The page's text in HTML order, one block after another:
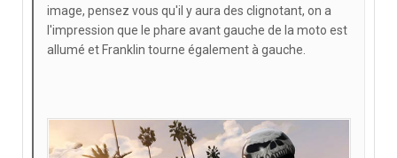
image, pensez vous qu'il y aura des clignotant, on a
l'impression que le phare avant gauche de la moto est
allumé et Franklin tourne également à gauche.